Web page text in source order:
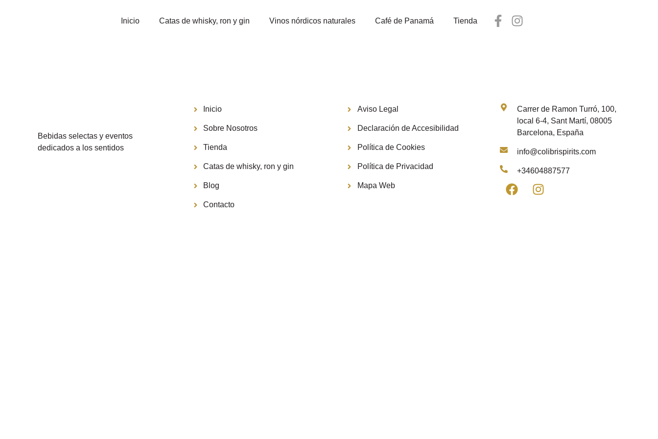
Inicio Catas de whisky, ron y gin Vinos nórdicos naturales Café de Panamá Tienda
Bebidas selectas y eventos
dedicados a los sentidos
Inicio
Sobre Nosotros
Tienda
Catas de whisky, ron y gin
Blog
Contacto
Aviso Legal
Declaración de Accesibilidad
Política de Cookies
Política de Privacidad
Mapa Web
Carrer de Ramon Turró, 100,
local 6-4, Sant Martí, 08005
Barcelona, España
info@colibrispirits.com
+34604887577